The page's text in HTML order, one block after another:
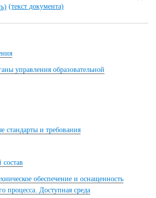
(текст документа)
управления образовательной
стандарты и требования
состав
обеспечение и оснащенность
процесса. Доступная среда